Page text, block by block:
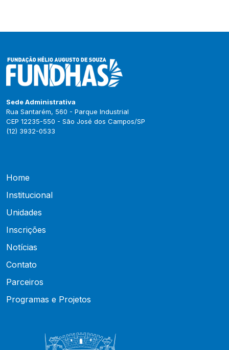
Sede Administrativa
Rua Santarém, 560 - Parque Industrial
CEP 12235-550 - São José dos Campos/SP
(12) 3932-0533
Home
Institucional
Unidades
Inscrições
Notícias
Contato
Parceiros
Programas e Projetos